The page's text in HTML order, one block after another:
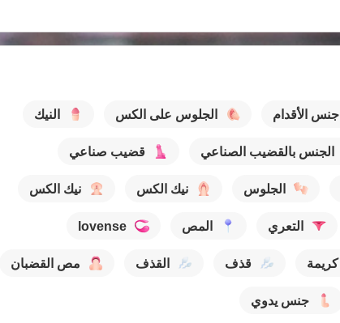
جنس الأقدام الجلوس على الكس النيك
الجنس بالقضيب الصناعي قضيب صناعي
الجلوس نيك الكس نيك الكس
التعري المص lovense
كريمة قذف القذف مص القضبان
جنس يدوي